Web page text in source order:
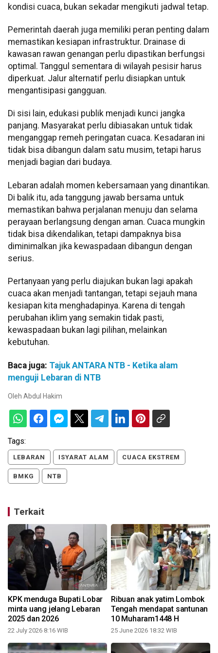
kondisi cuaca, bukan sekadar mengikuti jadwal tetap.
Pemerintah daerah juga memiliki peran penting dalam
memastikan kesiapan infrastruktur. Drainase di
kawasan rawan genangan perlu dipastikan berfungsi
optimal. Tanggul sementara di wilayah pesisir harus
diperkuat. Jalur alternatif perlu disiapkan untuk
mengantisipasi gangguan.
Di sisi lain, edukasi publik menjadi kunci jangka
panjang. Masyarakat perlu dibiasakan untuk tidak
menganggap remeh peringatan cuaca. Kesadaran ini
tidak bisa dibangun dalam satu musim, tetapi harus
menjadi bagian dari budaya.
Lebaran adalah momen kebersamaan yang dinantikan.
Di balik itu, ada tanggung jawab bersama untuk
memastikan bahwa perjalanan menuju dan selama
perayaan berlangsung dengan aman. Cuaca mungkin
tidak bisa dikendalikan, tetapi dampaknya bisa
diminimalkan jika kewaspadaan dibangun dengan
serius.
Pertanyaan yang perlu diajukan bukan lagi apakah
cuaca akan menjadi tantangan, tetapi sejauh mana
kesiapan kita menghadapinya. Karena di tengah
perubahan iklim yang semakin tidak pasti,
kewaspadaan bukan lagi pilihan, melainkan
kebutuhan.
Baca juga: Tajuk ANTARA NTB - Ketika alam
menguji Lebaran di NTB
Oleh Abdul Hakim
Tags:
LEBARAN ISYARAT ALAM CUACA EKSTREM
BMKG NTB
Terkait
KPK menduga Bupati Lobar
minta uang jelang Lebaran
2025 dan 2026
22 July 2026 8:16 WIB
Ribuan anak yatim Lombok
Tengah mendapat santunan
10 Muharam1448 H
25 June 2026 18:32 WIB